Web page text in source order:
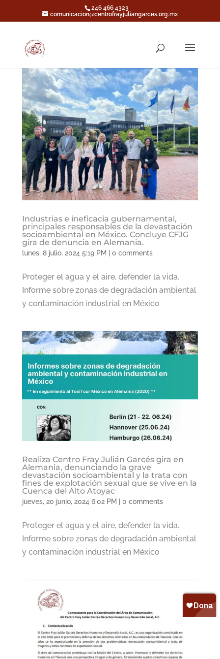
246 466 4323
comunicacion@centrofrayjuliangarces.org.mx
Industrias e ineficacia gubernamental,
principales responsables de la devastación
socioambiental en México. Concluye CFJG
gira de denuncia en Alemania.
lunes, 8 julio, 2024 5:19 PM 0 comments
Proteger el agua y el aire, defender la vida.
Informe sobre zonas de degradación ambiental
y contaminación industrial en México
Realiza Centro Fray Julián Garcés gira en
Alemania, denunciando la grave
devastación socioambiental y la trata con
fines de explotación sexual que se vive en la
Cuenca del Alto Atoyac
jueves, 20 junio, 2024 6:02 PM 0 comments
Proteger el agua y el aire, defender la vida.
Informe sobre zonas de degradación ambiental
y contaminación industrial en México